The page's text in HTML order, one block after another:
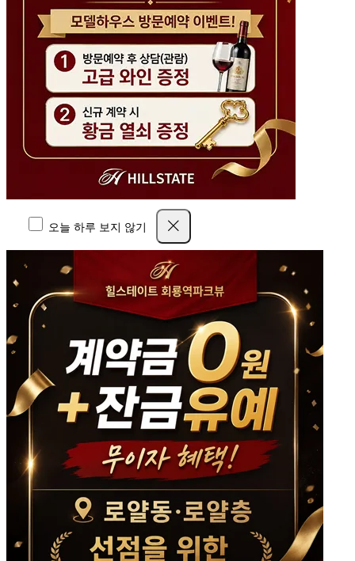
오늘 하루 보지 않기